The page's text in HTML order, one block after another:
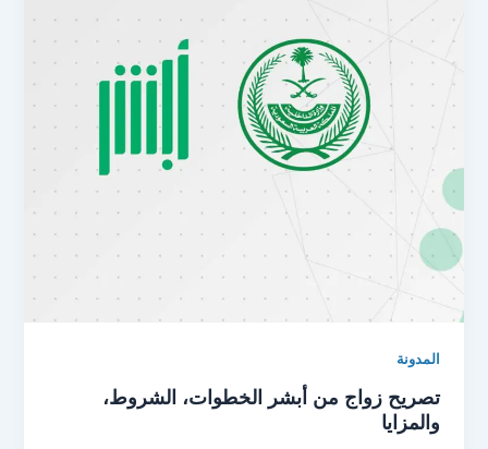
المدونة
تصريح زواج من أبشر الخطوات، الشروط،
والمزايا